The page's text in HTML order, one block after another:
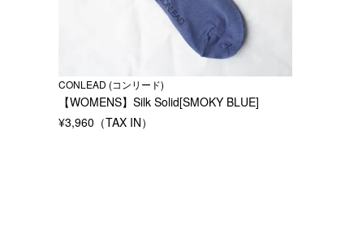
CONLEAD (コンリード)
【WOMENS】Silk Solid[SMOKY BLUE]
¥3,960